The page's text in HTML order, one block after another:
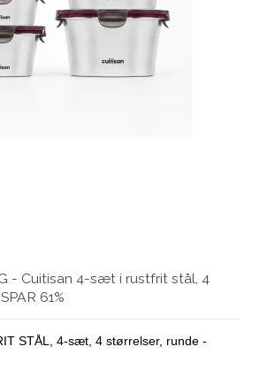
- Cuitisan 4-sæt i rustfrit stål, 4
61%
STÅL, 4-sæt, 4 størrelser, runde -